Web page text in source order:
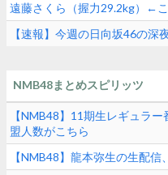
遠藤さくら（握力29.2kg）←
【速報】今週の日向坂46の深
NMB48まとめスピリッツ
【NMB48】11期生レギュラ
盟人数がこちら
【NMB48】龍本弥生の生配信